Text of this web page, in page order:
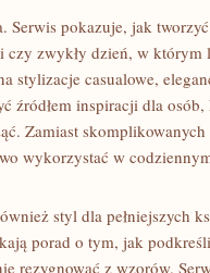
Serwis pokazuje, jak
czy zwykły dzień, w którym
stylizacje casualowe,
źródłem inspiracji dla
Zamiast skomplikowanych
wykorzystać w
styl dla pełniejszych
porad o tym, jak
rezygnować z wzorów.